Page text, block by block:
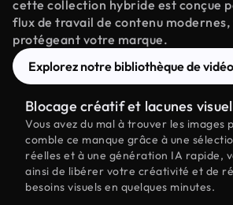
cette collection hybride est conçue
flux de travail de contenu modernes,
protégeant votre marque.
Explorez notre bibliothèque de
Blocage créatif et lacunes
Vous avez du mal à trouver les
comble ce manque grâce à une
réelles et à une génération IA rapide,
ainsi de libérer votre créativité et de
besoins visuels en quelques minutes.